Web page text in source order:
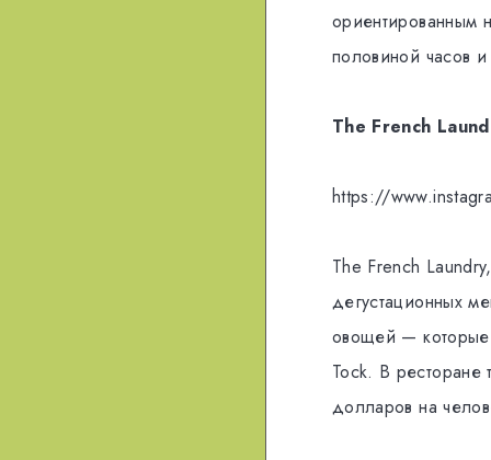
ориентированным
половиной часов
The French
https://
The French
дегустационных
овощей — которые
Tock. В ресторане
долларов на